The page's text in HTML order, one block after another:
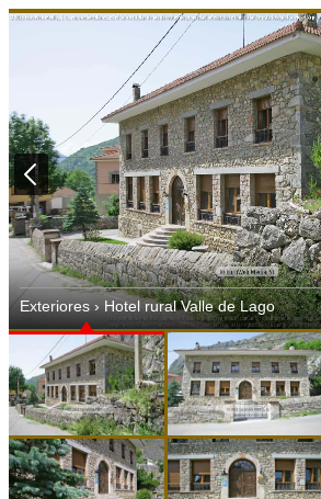
Exteriores › Hotel rural Valle de Lago